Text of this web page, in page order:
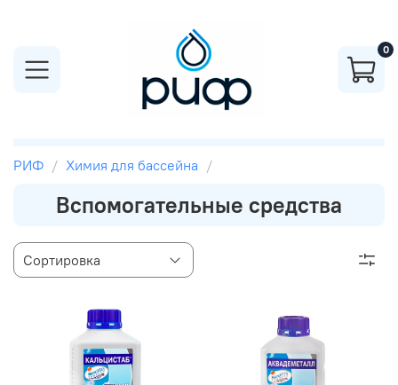
0
РИФ Химия для бассейна
Вспомогательные средства